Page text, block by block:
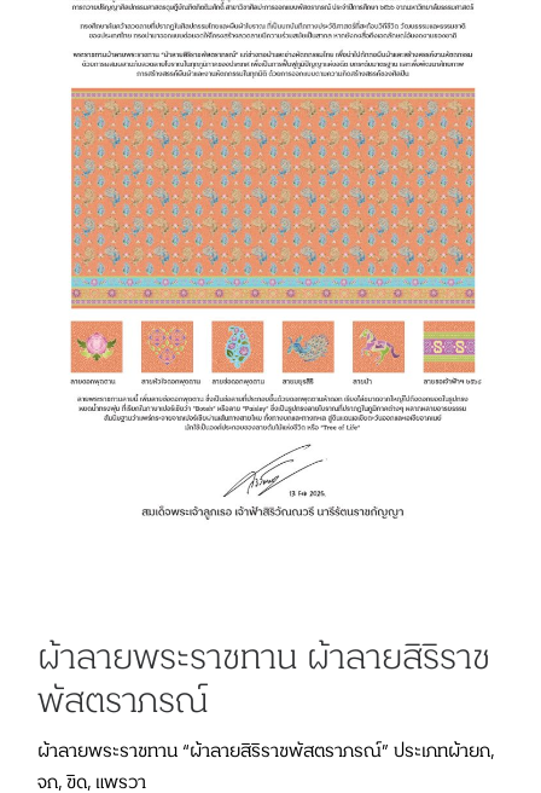
ผ้าลายพระราชทาน ผ้าลายสิริราช
พัสตราภรณ์
ผ้าลายพระราชทาน “ผ้าลายสิริราชพัสตราภรณ์” ประเภทผ้ายก,
จก, ขิด, แพรวา